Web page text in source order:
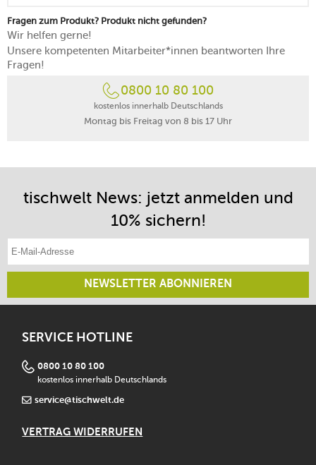
Fragen zum Produkt? Produkt nicht gefunden?
Wir helfen gerne!
Unsere kompetenten Mitarbeiter*innen beantworten Ihre
Fragen!
0800 10 80 100
kostenlos innerhalb Deutschlands
Montag bis Freitag von 8 bis 17 Uhr
tischwelt News: jetzt anmelden und
10% sichern!
NEWSLETTER ABONNIEREN
SERVICE HOTLINE
0800 10 80 100
kostenlos innerhalb Deutschlands
service@tischwelt.de
VERTRAG WIDERRUFEN